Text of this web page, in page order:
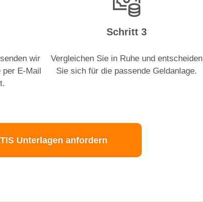
wir
per E-Mail
Schritt 3
Vergleichen Sie in Ruhe und entscheiden
Sie sich für die passende Geldanlage.
Unterlagen anfordern